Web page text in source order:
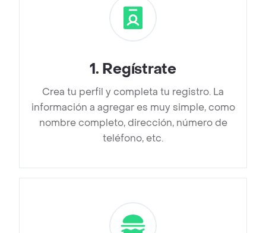
1. Regístrate
Crea tu perfil y completa tu registro. La
información a agregar es muy simple, como
nombre completo, dirección, número de
teléfono, etc.